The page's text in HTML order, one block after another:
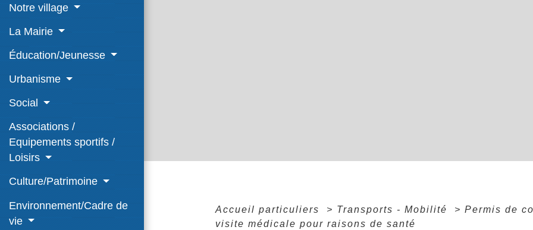
Notre village
La Mairie
Éducation/Jeunesse
Urbanisme
Social
Associations /
Equipements sportifs /
Loisirs
Culture/Patrimoine
Environnement/Cadre de
vie
Accueil particuliers > Transports - Mobilité > Permis de
visite médicale pour raisons de santé